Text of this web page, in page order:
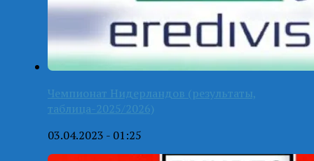
Чемпионат Нидерландов (результаты,
таблица-2025/2026)
03.04.2023 - 01:25